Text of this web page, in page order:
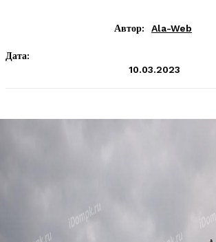
Автор: Ala-Web
Дата:
10.03.2023